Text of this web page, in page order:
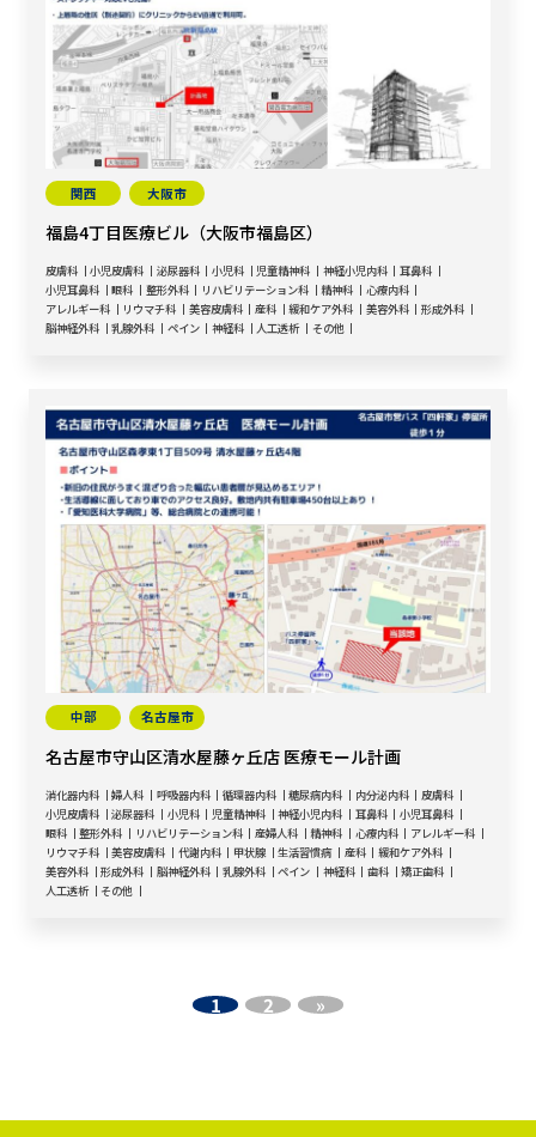
関西 大阪市
福島4丁目医療ビル（大阪市福島区）
皮膚科 小児皮膚科 泌尿器科 小児科 児童精神科 神経小児内科
耳鼻科
小児耳鼻科
眼科 整形外科 リハビリテーション科 精神科
心療内科
アレルギー科
リウマチ科 美容皮膚科 産科 緩和ケア外科 美容外科
形成外科
脳神経外科
乳腺外科 ペイン 神経科 人工透析 その他
中部 名古屋市
名古屋市守山区清水屋藤ヶ丘店 医療モール計画
消化器内科 婦人科 呼吸器内科 循環器内科 糖尿病内科 内分泌内科
皮膚科
小児皮膚科
泌尿器科 小児科 児童精神科 神経小児内科 耳鼻科
小児耳鼻科
眼科
整形外科 リハビリテーション科 産婦人科 精神科 心療内科
アレルギー科
リウマチ科
美容皮膚科 代謝内科 甲状腺 生活習慣病 産科
緩和ケア外科
美容外科
形成外科 脳神経外科 乳腺外科 ペイン 神経科 歯科
矯正歯科
人工透析
その他
1 2 »